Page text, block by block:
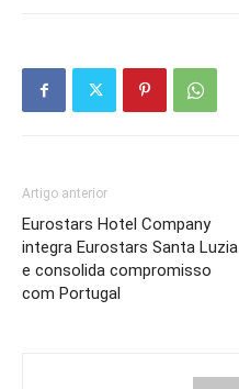
Artigo anterior
Eurostars Hotel Company
integra Eurostars Santa Luzia
e consolida compromisso
com Portugal